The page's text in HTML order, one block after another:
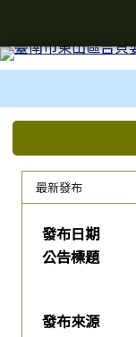
上中區域內容
最新發布
新聞列表
發布日期
公告標題
發布來源
頁尾區域